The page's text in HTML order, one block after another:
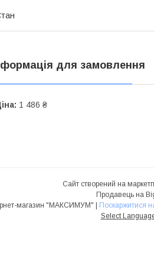
для замовлення
1 486 ₴
Сайт створений на
Продавець на
Інтернет-магазин "МАКСИМУМ" | Поскаржитися
Select